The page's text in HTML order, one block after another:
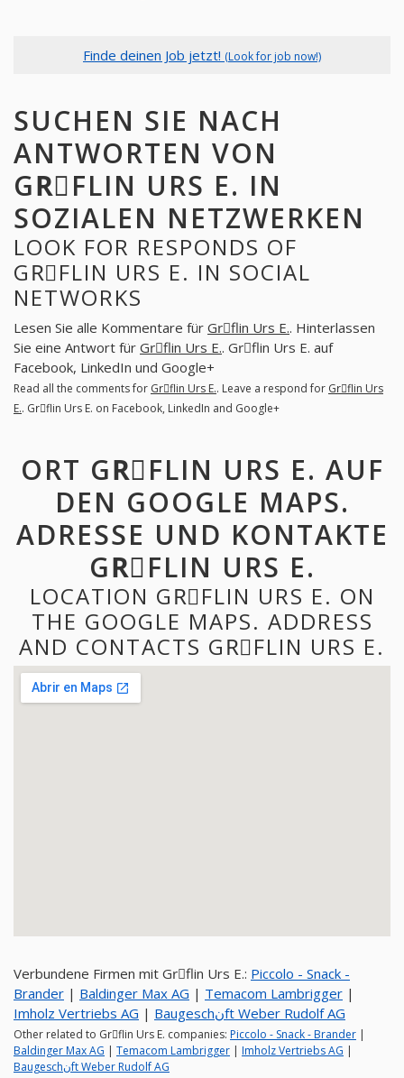
Finde deinen Job jetzt! (Look for job now!)
SUCHEN SIE NACH
ANTWORTEN VON
GRِFLIN URS E. IN
SOZIALEN NETZWERKEN
LOOK FOR RESPONDS OF
GRِFLIN URS E. IN SOCIAL
NETWORKS
Lesen Sie alle Kommentare für Grِflin Urs E.. Hinterlassen
Sie eine Antwort für Grِflin Urs E.. Grِflin Urs E. auf
Facebook, LinkedIn und Google+
Read all the comments for Grِflin Urs E.. Leave a respond for Grِflin Urs
E.. Grِflin Urs E. on Facebook, LinkedIn and Google+
ORT GRِFLIN URS E. AUF
DEN GOOGLE MAPS.
ADRESSE UND KONTAKTE
GRِFLIN URS E.
LOCATION GRِFLIN URS E. ON
THE GOOGLE MAPS. ADDRESS
AND CONTACTS GRِFLIN URS E.
Verbundene Firmen mit Grِflin Urs E.: Piccolo - Snack -
Brander | Baldinger Max AG | Temacom Lambrigger |
Imholz Vertriebs AG | Baugeschنft Weber Rudolf AG
Other related to Grِflin Urs E. companies: Piccolo - Snack - Brander |
Baldinger Max AG | Temacom Lambrigger | Imholz Vertriebs AG |
Baugeschنft Weber Rudolf AG